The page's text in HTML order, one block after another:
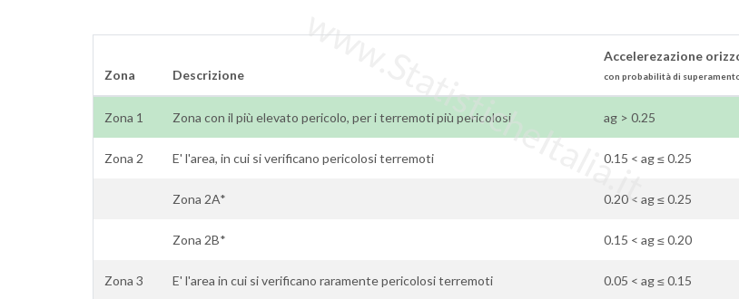
Zona Descrizione
Accelerezazione
con probabilità di
Zona 1 Zona con il più elevato pericolo, per i terremoti più pericolosi ag > 0.25
Zona 2 E' l'area, in cui si verificano pericolosi terremoti 0.15 < ag ≤ 0.25
Zona 2A* 0.20 < ag ≤ 0.25
Zona 2B* 0.15 < ag ≤ 0.20
Zona 3 E' l'area in cui si verificano raramente pericolosi terremoti 0.05 < ag ≤ 0.15
www.StatisticheItalia.it